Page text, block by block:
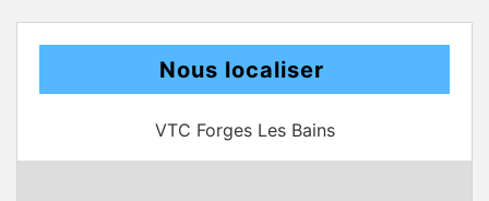
Nous localiser
VTC Forges Les Bains